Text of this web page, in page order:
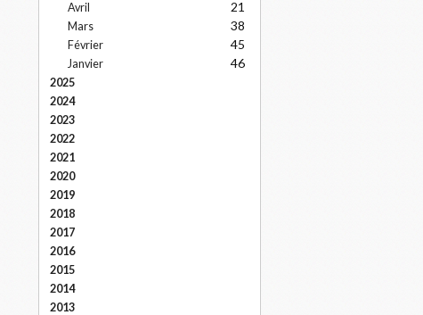
Avril 21
Mars 38
Février 45
Janvier 46
2025
2024
2023
2022
2021
2020
2019
2018
2017
2016
2015
2014
2013